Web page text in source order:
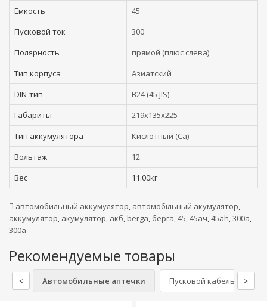
Емкость
45
Пусковой ток
300
Полярность
прямой (плюс слева)
Тип корпуса
Азиатский
DIN-тип
B24 (45 JIS)
Габариты
219x135x225
Тип аккумулятора
Кислотный (Ca)
Вольтаж
12
Вес
11.00кг
автомобильный аккумулятор, автомобільный акумулятор,
аккумулятор, акумулятор, акб, berga, берга,45,45ач,45ah,300а,
300a
Рекомендуемые товары
< Автомобильные аптечки Пусковой кабель >